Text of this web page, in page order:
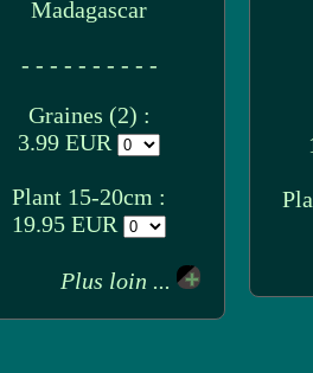
Madagascar
- - - - - - - - - -
Graines (2) :
3.99 EUR
Plant 15-20cm :
19.95 EUR
Plus loin ...